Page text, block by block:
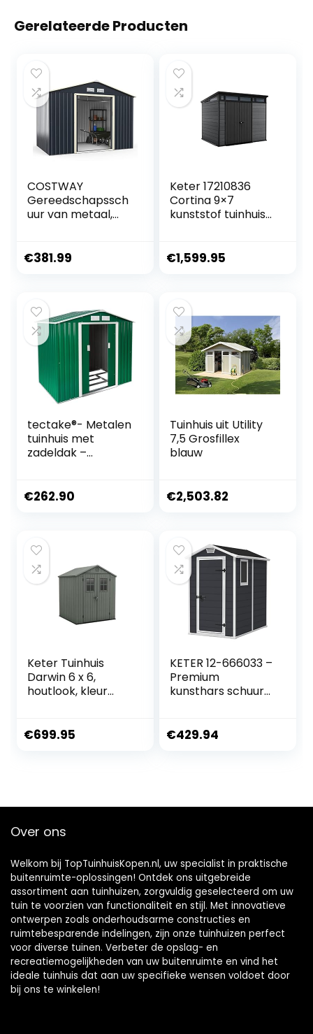
Gerelateerde Producten
COSTWAY
Gereedschapssch
uur van metaal,
tuinhuis met 4
grasmaaiers,
fietsen,
gereedschap,
metalen schuur,
voor buiten
€381.99
Keter 17210836
Cortina 9×7
kunststof tuinhuis
€1,599.95
tectake®- Metalen
tuinhuis met
zadeldak –
schuifdeur,
m³ opslagruimte-
diverse kleuren
(groen)
€262.90
Tuinhuis uit Utility
7,5 Grosfillex
blauw
€2,503.82
Keter Tuinhuis
Darwin 6 x 6,
houtlook, kleur
€699.95
KETER 12-666033 –
Premium
kunsthars schuur
€429.94
Over ons
Welkom bij TopTuinhuisKopen.nl, uw specialist in praktische
buitenruimte-oplossingen! Ontdek ons uitgebreide
assortiment aan tuinhuizen, zorgvuldig geselecteerd om uw
tuin te voorzien van functionaliteit en stijl. Met innovatieve
ontwerpen zoals onderhoudsarme constructies en
ruimtebesparende indelingen, zijn onze tuinhuizen perfect
voor diverse tuinen. Verbeter de opslag- en
recreatiemogelijkheden van uw buitenruimte en vind het
ideale tuinhuis dat aan uw specifieke wensen voldoet door
bij ons te winkelen!